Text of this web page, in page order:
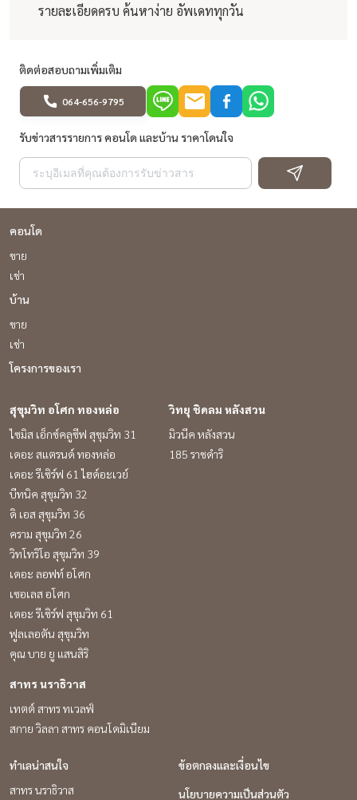
รายละเอียดครบ ค้นหาง่าย อัพเดททุกวัน
ติดต่อสอบถามเพิ่มเติม
064-656-9795
รับข่าวสารรายการ คอนโด และบ้าน ราคาโดนใจ
คอนโด
ขาย
เช่า
บ้าน
ขาย
เช่า
โครงการของเรา
สุขุมวิท อโศก ทองหล่อ
ไซมิส เอ็กซ์คลูซีฟ สุขุมวิท 31
เดอะ สแตรนด์ ทองหล่อ
เดอะ รีเซิร์ฟ 61 ไฮด์อะเวย์
บีทนิค สุขุมวิท 32
ดิ เอส สุขุมวิท 36
คราม สุขุมวิท 26
วิทโทริโอ สุขุมวิท 39
เดอะ ลอฟท์ อโศก
เซอเลส อโศก
เดอะ รีเซิร์ฟ สุขุมวิท 61
ฟูลเลอตัน สุขุมวิท
คุณ บาย ยู แสนสิริ
วิทยุ ชิดลม หลังสวน
มิวนีค หลังสวน
185 ราชดำริ
สาทร นราธิวาส
เทตต์ สาทร ทเวลฟ์
สกาย วิลลา สาทร คอนโดมิเนียม
ทำเลน่าสนใจ
สาทร นราธิวาส
ข้อตกลงและเงื่อนไข
นโยบายความเป็นส่วนตัว